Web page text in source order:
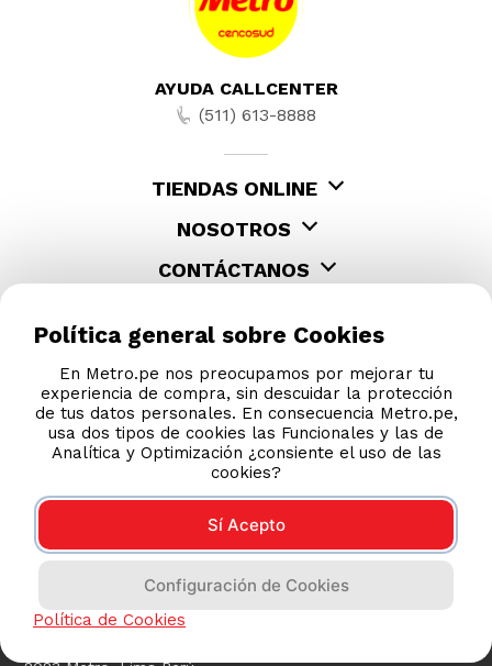
AYUDA CALLCENTER
(511) 613-8888
TIENDAS ONLINE
NOSOTROS
CONTÁCTANOS
COMPRAS 100% SEGURAS
Esta tienda usa Niubiz para realizar transacciones
electrónicas.
Política general sobre Cookies
En Metro.pe nos preocupamos por mejorar tu
experiencia de compra, sin descuidar la protección
de tus datos personales. En consecuencia Metro.pe,
usa dos tipos de cookies las Funcionales y las de
Analítica y Optimización ¿consiente el uso de las
cookies?
Sí Acepto
Configuración de Cookies
Política de Cookies